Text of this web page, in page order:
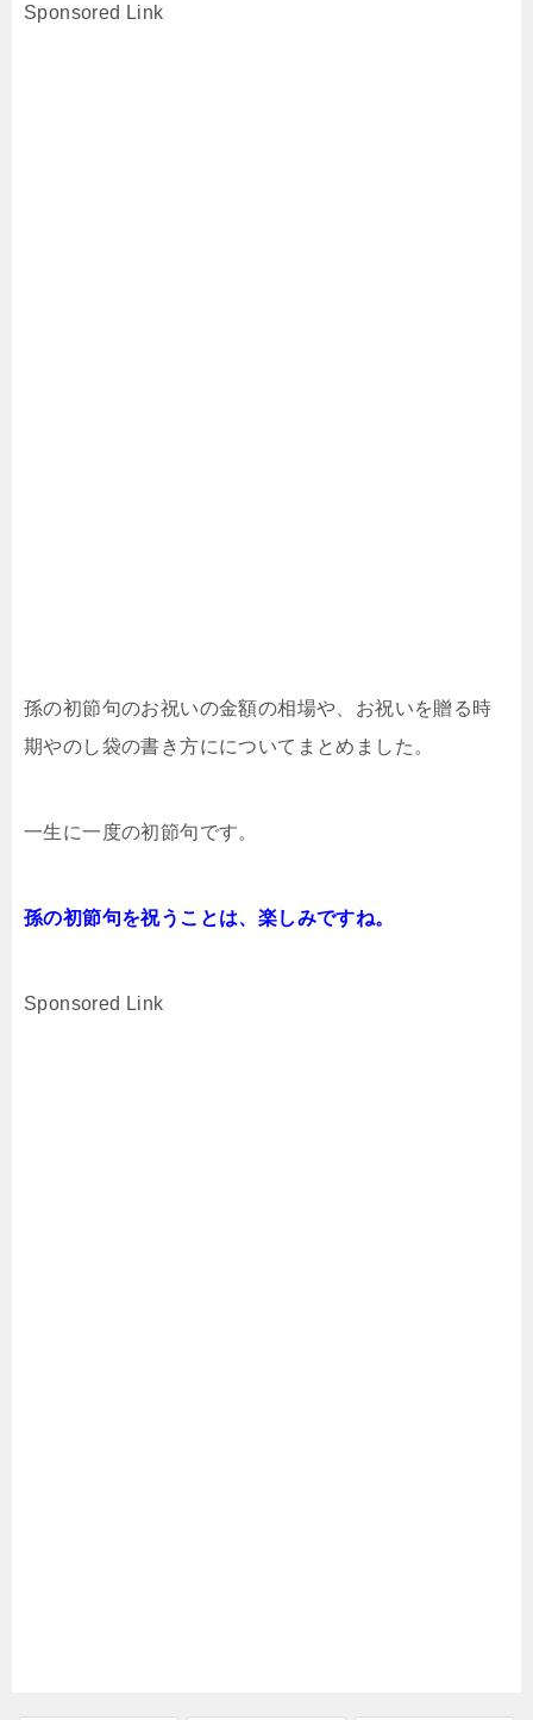
Sponsored Link
孫の初節句のお祝いの金額の相場や、お祝いを贈る時
期やのし袋の書き方にについてまとめました。
一生に一度の初節句です。
孫の初節句を祝うことは、楽しみですね。
Sponsored Link